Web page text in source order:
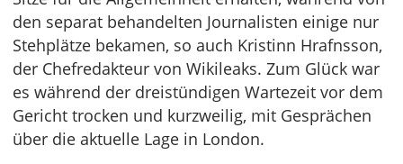
den separat behandelten Journalisten einige nur
Stehplätze bekamen, so auch Kristinn Hrafnsson,
der Chefredakteur von Wikileaks. Zum Glück war
es während der dreistündigen Wartezeit vor dem
Gericht trocken und kurzweilig, mit Gesprächen
über die aktuelle Lage in London.